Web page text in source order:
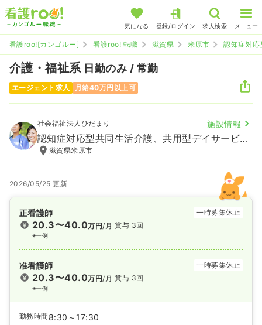
気になる 登録/ログイン 求人検索 メニュー
看護roo![カンゴルー] 看護roo! 転職 滋賀県 米原市 認知症対
介護・福祉系 日勤のみ / 常勤
エージェント求人 月給40万円以上可
社会福祉法人ひだまり 施設情報
認知症対応型共同生活介護、共用型デイサービス 縁ひだまり
滋賀県米原市
2026/05/25 更新
正看護師 一時募集休止
20.3〜40.0万円/月
※一例
賞与 3回
准看護師 一時募集休止
20.3〜40.0万円/月
※一例
賞与 3回
勤務時間 8:30～17:30